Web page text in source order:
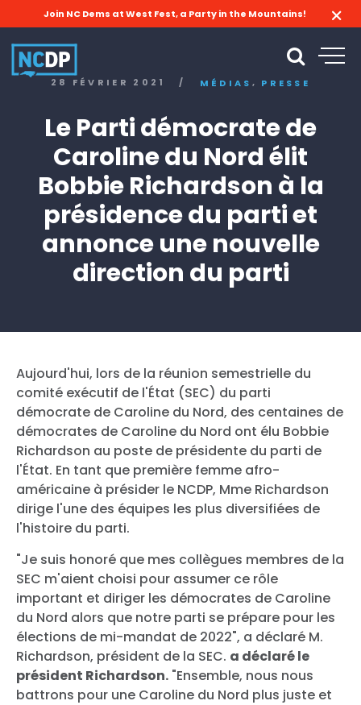
Join NC Dems at West Fest, a Party in the Mountains!
28 FÉVRIER 2021 / MÉDIAS , PRESSE
Le Parti démocrate de
Caroline du Nord élit
Bobbie Richardson à la
présidence du parti et
annonce une nouvelle
direction du parti
Aujourd'hui, lors de la réunion semestrielle du
comité exécutif de l'État (SEC) du parti
démocrate de Caroline du Nord, des centaines de
démocrates de Caroline du Nord ont élu Bobbie
Richardson au poste de présidente du parti de
l'État. En tant que première femme afro-
américaine à présider le NCDP, Mme Richardson
dirige l'une des équipes les plus diversifiées de
l'histoire du parti.
"Je suis honoré que mes collègues membres de la
SEC m'aient choisi pour assumer ce rôle
important et diriger les démocrates de Caroline
du Nord alors que notre parti se prépare pour les
élections de mi-mandat de 2022", a déclaré M.
Richardson, président de la SEC. a déclaré le
président Richardson. "Ensemble, nous nous
battrons pour une Caroline du Nord plus juste et